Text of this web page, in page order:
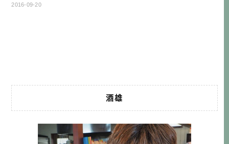
有在地人會聚集到這邊喝酒，裡面都是以小店家為主，大致
2016-09-20
酒雄